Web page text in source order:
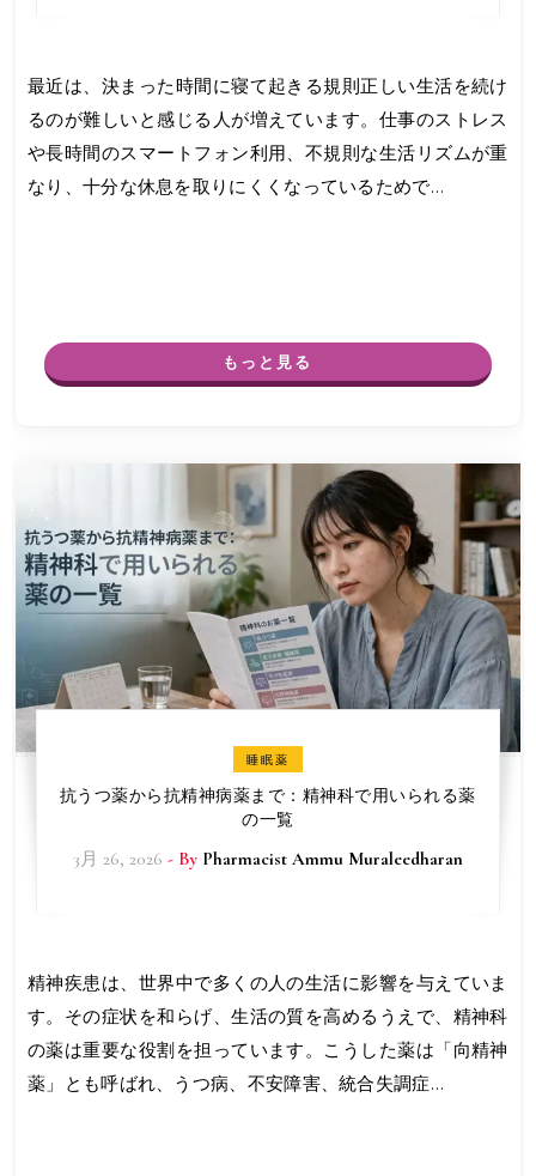
最近は、決まった時間に寝て起きる規則正しい生活を続け
るのが難しいと感じる人が増えています。仕事のストレス
や長時間のスマートフォン利用、不規則な生活リズムが重
なり、十分な休息を取りにくくなっているためで…
もっと見る
睡眠薬
抗うつ薬から抗精神病薬まで：精神科で用いられる薬
の一覧
3月 26, 2026 - By Pharmacist Ammu Muraleedharan
精神疾患は、世界中で多くの人の生活に影響を与えていま
す。その症状を和らげ、生活の質を高めるうえで、精神科
の薬は重要な役割を担っています。こうした薬は「向精神
薬」とも呼ばれ、うつ病、不安障害、統合失調症…